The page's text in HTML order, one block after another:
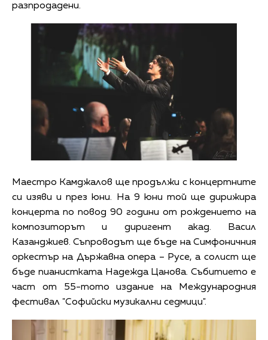
разпродадени.
Маестро Камджалов ще продължи с концертните
си изяви и през юни. На 9 юни той ще дирижира
концерта по повод 90 години от рождението на
композиторът и диригент акад. Васил
Казанджиев. Съпроводът ще бъде на Симфоничния
оркестър на Държавна опера – Русе, а солист ще
бъде пианистката Надежда Цанова. Събитието е
част от 55-тото издание на Международния
фестивал "Софийски музикални седмици".